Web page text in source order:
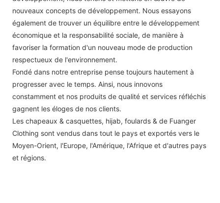
nouveaux concepts de développement. Nous essayons
également de trouver un équilibre entre le développement
économique et la responsabilité sociale, de manière à
favoriser la formation d'un nouveau mode de production
respectueux de l'environnement.
Fondé dans notre entreprise pense toujours hautement à
progresser avec le temps. Ainsi, nous innovons
constamment et nos produits de qualité et services réfléchis
gagnent les éloges de nos clients.
Les chapeaux & casquettes, hijab, foulards & de Fuanger
Clothing sont vendus dans tout le pays et exportés vers le
Moyen-Orient, l'Europe, l'Amérique, l'Afrique et d'autres pays
et régions.